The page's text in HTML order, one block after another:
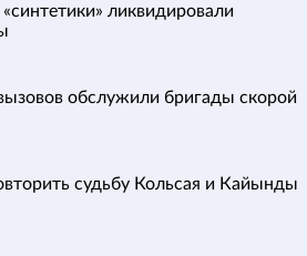
ликвидировали
обслужили бригады скорой
судьбу Кольсая и Кайынды